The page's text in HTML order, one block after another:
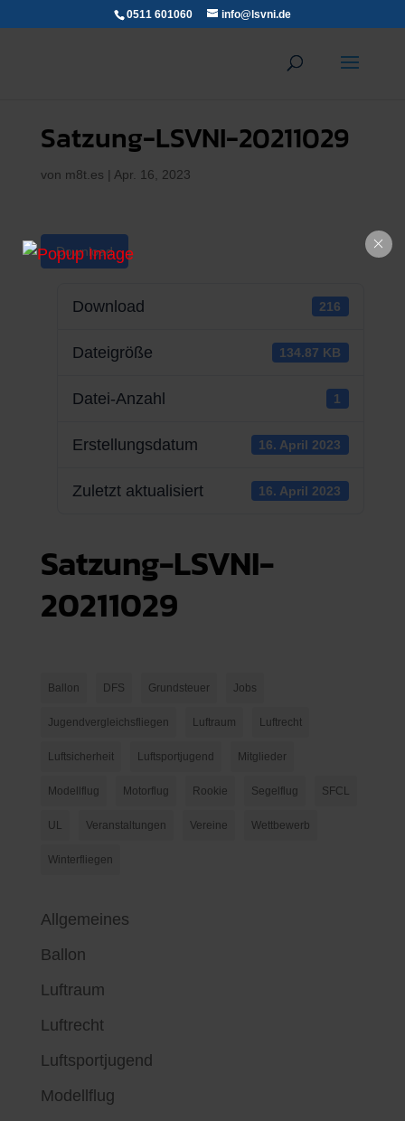
0511 601060 info@lsvni.de
Satzung-LSVNI-20211029
von m8t.es | Apr. 16, 2023
Download
Download 216
Dateigröße 134.87 KB
Datei-Anzahl 1
Erstellungsdatum 16. April 2023
Zuletzt aktualisiert 16. April 2023
Satzung-LSVNI-
20211029
Ballon DFS Grundsteuer Jobs
Jugendvergleichsfliegen Luftraum Luftrecht
Luftsicherheit Luftsportjugend Mitglieder
Modellflug Motorflug Rookie Segelflug SFCL
UL Veranstaltungen Vereine Wettbewerb
Winterfliegen
Allgemeines
Ballon
Luftraum
Luftrecht
Luftsportjugend
Modellflug